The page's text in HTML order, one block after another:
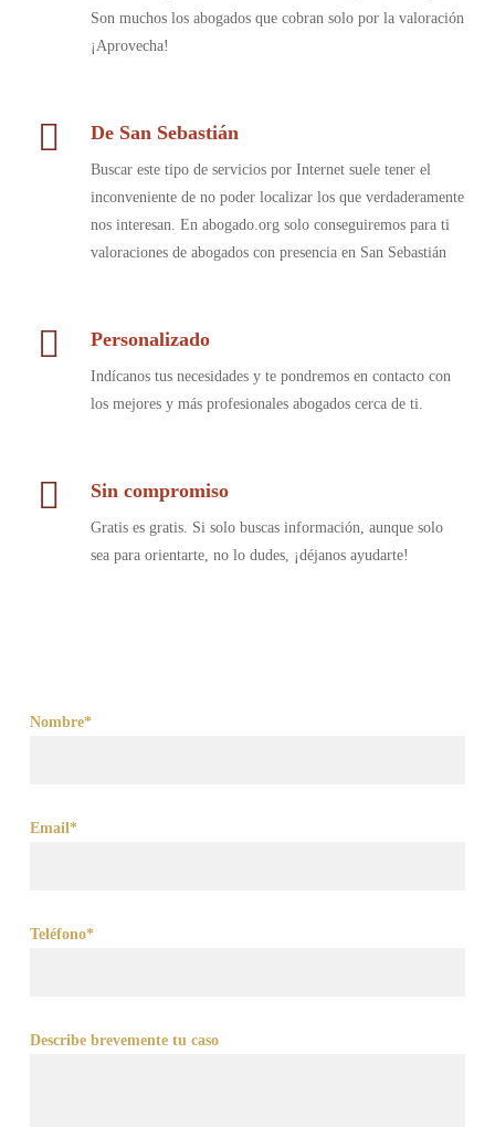
Son muchos los abogados que cobran solo por la valoración
¡Aprovecha!
De San Sebastián
Buscar este tipo de servicios por Internet suele tener el
inconveniente de no poder localizar los que verdaderamente
nos interesan. En abogado.org solo conseguiremos para ti
valoraciones de abogados con presencia en San Sebastián
Personalizado
Indícanos tus necesidades y te pondremos en contacto con
los mejores y más profesionales abogados cerca de ti.
Sin compromiso
Gratis es gratis. Si solo buscas información, aunque solo
sea para orientarte, no lo dudes, ¡déjanos ayudarte!
Nombre*
Email*
Teléfono*
Describe brevemente tu caso